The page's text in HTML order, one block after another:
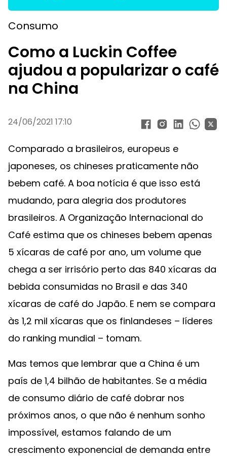
Consumo
Como a Luckin Coffee
ajudou a popularizar o café
na China
24/06/2021 17:10
Comparado a brasileiros, europeus e
japoneses, os chineses praticamente não
bebem café. A boa notícia é que isso está
mudando, para alegria dos produtores
brasileiros. A Organização Internacional do
Café estima que os chineses bebem apenas
5 xícaras de café por ano, um volume que
chega a ser irrisório perto das 840 xícaras da
bebida consumidas no Brasil e das 340
xícaras de café do Japão. E nem se compara
às 1,2 mil xícaras que os finlandeses – líderes
do ranking mundial – tomam.
Mas temos que lembrar que a China é um
país de 1,4 bilhão de habitantes. Se a média
de consumo diário de café dobrar nos
próximos anos, o que não é nenhum sonho
impossível, estamos falando de um
crescimento exponencial de demanda entre